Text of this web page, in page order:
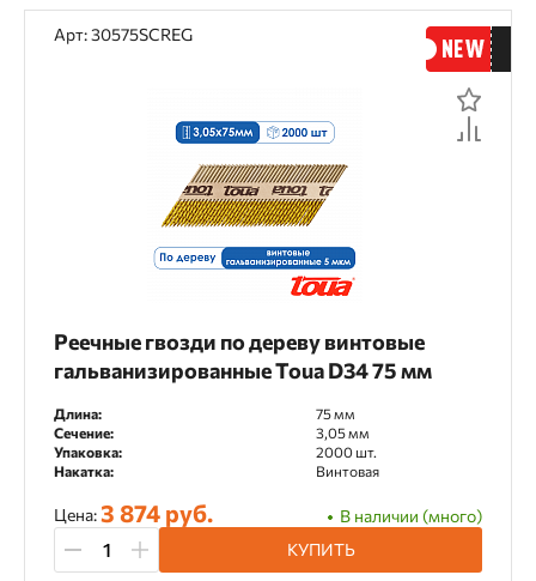
Арт: 30575SCREG
Реечные гвозди по дереву винтовые
гальванизированные Toua D34 75 мм
Длина:
75 мм
Сечение:
3,05 мм
Упаковка:
2000 шт.
Накатка:
Винтовая
Цена:3 874 руб.
В наличии (много)
КУПИТЬ